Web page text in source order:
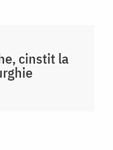
cinstit la